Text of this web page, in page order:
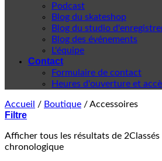
Podcast
Blog du skateshop
Blog du studio
Blog des événements
L'équipe
Contact
Formulaire de contact
Heures d'ouverture et
Accueil / Boutique /Accessoires
Filtre
Afficher tous les résultats de 2
chronologique